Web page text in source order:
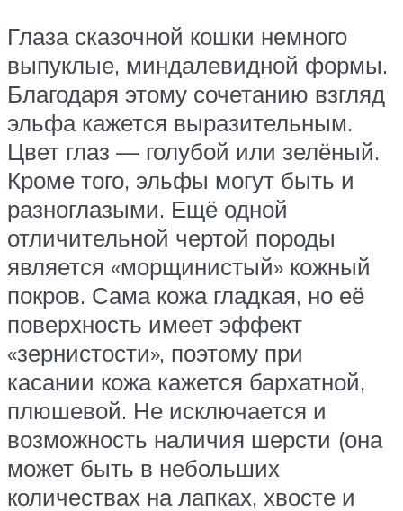
Глаза сказочной кошки немного
выпуклые, миндалевидной формы.
Благодаря этому сочетанию взгляд
эльфа кажется выразительным.
Цвет глаз — голубой или зелёный.
Кроме того, эльфы могут быть и
разноглазыми. Ещё одной
отличительной чертой породы
является «морщинистый» кожный
покров. Сама кожа гладкая, но её
поверхность имеет эффект
«зернистости», поэтому при
касании кожа кажется бархатной,
плюшевой. Не исключается и
возможность наличия шерсти (она
может быть в небольших
количествах на лапках, хвосте и